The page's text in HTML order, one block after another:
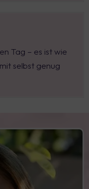
Tag – es ist wie
selbst genug